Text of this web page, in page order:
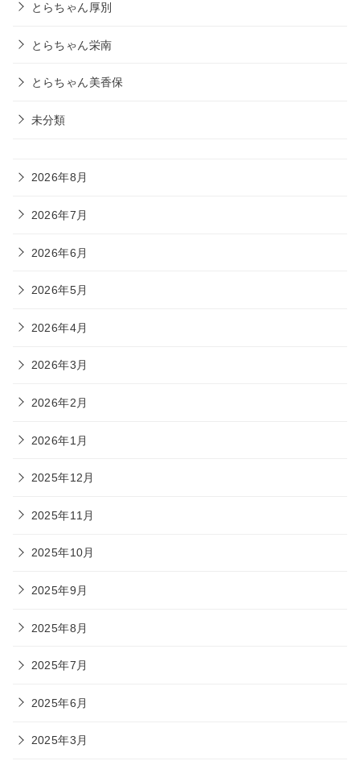
とらちゃん厚別
とらちゃん栄南
とらちゃん美香保
未分類
2026年8月
2026年7月
2026年6月
2026年5月
2026年4月
2026年3月
2026年2月
2026年1月
2025年12月
2025年11月
2025年10月
2025年9月
2025年8月
2025年7月
2025年6月
2025年3月